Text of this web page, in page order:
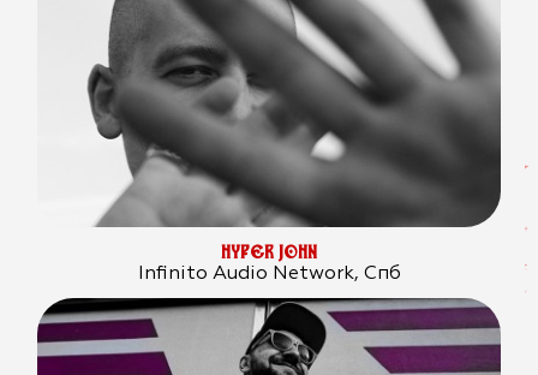
HYPER JOHN
Infinito Audio Network, Спб